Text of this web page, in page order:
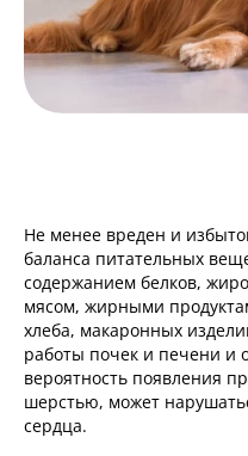
Не менее вреден и
баланса питательных
содержанием белков,
мясом, жирными
хлеба, макаронных
работы почек и печени и
вероятность появления
шерстью, может
сердца.